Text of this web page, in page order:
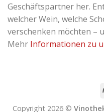
Geschäftspartner her.
welcher Wein, welche
verschenken möchten –
Mehr Informationen zu
Copyright 2026 ©